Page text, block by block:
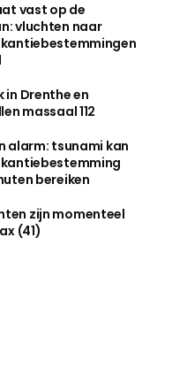
vast op de
vluchten naar
in Drenthe en
massaal 112
alarm: tsunami kan
bereiken
zijn momenteel
(41)